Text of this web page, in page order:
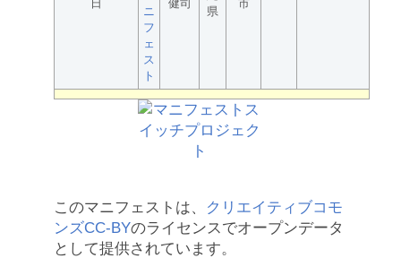
日
ニ
フ
ェ
ス
ト
健司
県
市
このマニフェストは、
クリエイティブコモ
ンズCC-BYのライセンスでオープンデータ
として提供されています。